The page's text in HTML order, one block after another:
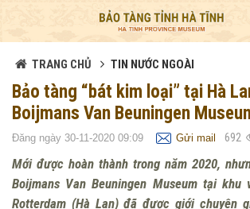
TRANG CHỦ TIN NƯỚC NGOÀI
Bảo tàng “bát kim loại” tại Hà
Boijmans Van Beuningen
Đăng ngày 30-11-2020 09:09 Gửi mail 692
Mới được hoàn thành trong năm 2020,
Boijmans Van Beuningen Museum tại
Rotterdam (Hà Lan) đã được giới chuyên
Đã kết nối EMC